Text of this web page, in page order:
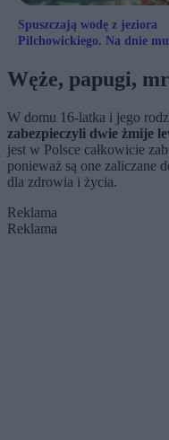
Spuszczają wodę z jeziora
Pilchowickiego. Na dnie
Węże, papugi,
W domu 16-latka i jego
zabezpieczyli dwie żmije
jest w Polsce całkowicie
ponieważ są one zaliczane
dla zdrowia i życia.
Reklama
Reklama